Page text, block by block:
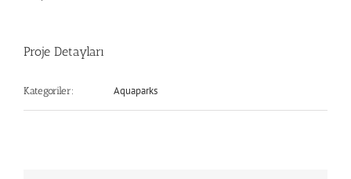
Proje Detayları
Kategoriler: Aquaparks